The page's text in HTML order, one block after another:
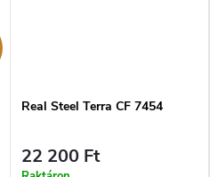
Real Steel Terra CF 7454
22 200 Ft